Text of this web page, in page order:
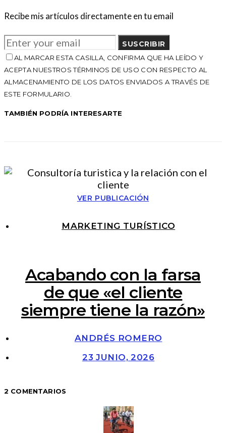
Recibe mis artículos directamente en tu email
SUSCRIBIR
AL MARCAR ESTA CASILLA, CONFIRMA QUE HA LEÍDO Y
ACEPTA NUESTROS TÉRMINOS DE USO CON RESPECTO AL
ALMACENAMIENTO DE LOS DATOS ENVIADOS A TRAVÉS DE
ESTE FORMULARIO.
TAMBIÉN PODRÍA INTERESARTE
VER PUBLICACIÓN
MARKETING TURÍSTICO
Acabando con la farsa
de que «el cliente
siempre tiene la razón»
ANDRÉS ROMERO
23 JUNIO, 2026
2 COMENTARIOS